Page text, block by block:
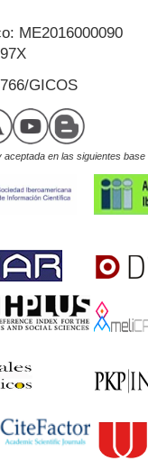
ME2016000090
GICOS
en las siguientes